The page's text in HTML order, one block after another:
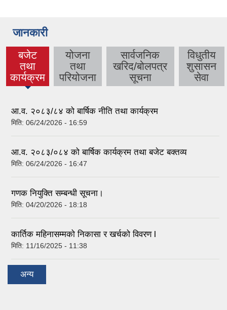
जानकारी
बजेट
तथा
कार्यक्रम
(active
tab)
योजना
तथा
परियोजना
सार्वजनिक
खरिद/बोलपत्र
सूचना
विधुतीय
शुसासन
सेवा
आ.व. २०८३/८४ को बार्षिक नीति तथा कार्यक्रम
मिति: 06/24/2026 - 16:59
आ.व. २०८३/०८४ को बार्षिक कार्यक्रम तथा बजेट बक्तव्य
मिति: 06/24/2026 - 16:47
गणक नियुक्ति सम्बन्धी सूचना।
मिति: 04/20/2026 - 18:18
कार्तिक महिनासम्मको निकासा र खर्चको विवरण l
मिति: 11/16/2025 - 11:38
अन्य